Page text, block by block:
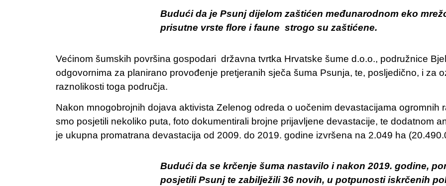
Budući da je Psunj dijelom zaštićen međunarodnom eko
prisutne vrste flore i faune strogo su zaštićene.
Većinom šumskih površina gospodari državna tvrtka Hrvatske šume d.o.o., podružnice
odgovornima za planirano provođenje pretjeranih sječa šuma Psunja, te, posljedično, i za
raznolikosti toga područja.
Nakon mnogobrojnih dojava aktivista Zelenog odreda o uočenim devastacijama ogromnih
smo posjetili nekoliko puta, foto dokumentirali brojne prijavljene devastacije, te dodatnom
je ukupna promatrana devastacija od 2009. do 2019. godine izvršena na 2.049 ha
Budući da se krčenje šuma nastavilo i nakon 2019. godine,
posjetili Psunj te zabilježili 36 novih, u potpunosti iskrčenih